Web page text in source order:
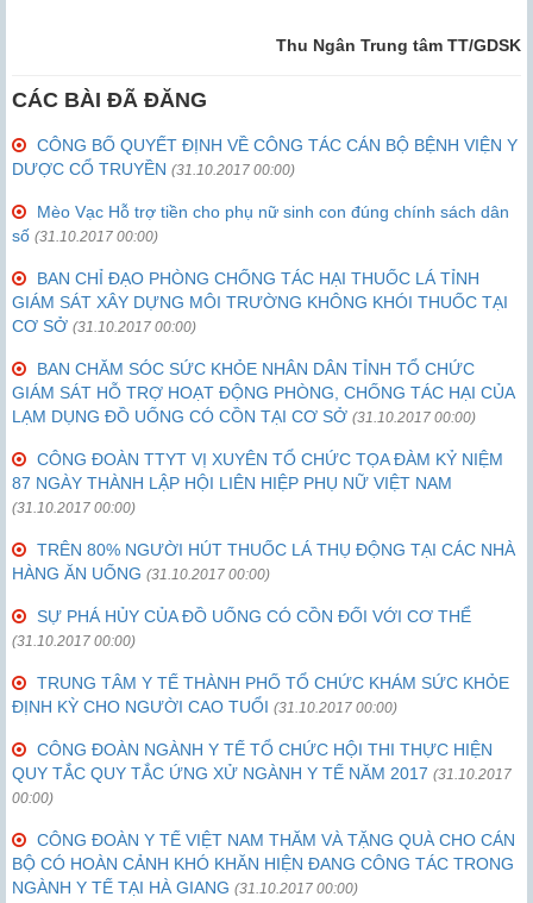
Thu Ngân Trung tâm TT/GDSK
CÁC BÀI ĐÃ ĐĂNG
CÔNG BỐ QUYẾT ĐỊNH VỀ CÔNG TÁC CÁN BỘ BỆNH VIỆN Y
DƯỢC CỔ TRUYỀN (31.10.2017 00:00)
Mèo Vạc Hỗ trợ tiền cho phụ nữ sinh con đúng chính sách dân
số (31.10.2017 00:00)
BAN CHỈ ĐẠO PHÒNG CHỐNG TÁC HẠI THUỐC LÁ TỈNH
GIÁM SÁT XÂY DỰNG MÔI TRƯỜNG KHÔNG KHÓI THUỐC TẠI
CƠ SỞ (31.10.2017 00:00)
BAN CHĂM SÓC SỨC KHỎE NHÂN DÂN TỈNH TỔ CHỨC
GIÁM SÁT HỖ TRỢ HOẠT ĐỘNG PHÒNG, CHỐNG TÁC HẠI CỦA
LẠM DỤNG ĐỒ UỐNG CÓ CỒN TẠI CƠ SỞ (31.10.2017 00:00)
CÔNG ĐOÀN TTYT VỊ XUYÊN TỔ CHỨC TỌA ĐÀM KỶ NIỆM
87 NGÀY THÀNH LẬP HỘI LIÊN HIỆP PHỤ NỮ VIỆT NAM
(31.10.2017 00:00)
TRÊN 80% NGƯỜI HÚT THUỐC LÁ THỤ ĐỘNG TẠI CÁC NHÀ
HÀNG ĂN UỐNG (31.10.2017 00:00)
SỰ PHÁ HỦY CỦA ĐỒ UỐNG CÓ CỒN ĐỐI VỚI CƠ THỂ
(31.10.2017 00:00)
TRUNG TÂM Y TẾ THÀNH PHỐ TỔ CHỨC KHÁM SỨC KHỎE
ĐỊNH KỲ CHO NGƯỜI CAO TUỔI (31.10.2017 00:00)
CÔNG ĐOÀN NGÀNH Y TẾ TỔ CHỨC HỘI THI THỰC HIỆN
QUY TẮC QUY TẮC ỨNG XỬ NGÀNH Y TẾ NĂM 2017 (31.10.2017
00:00)
CÔNG ĐOÀN Y TẾ VIỆT NAM THĂM VÀ TẶNG QUÀ CHO CÁN
BỘ CÓ HOÀN CẢNH KHÓ KHĂN HIỆN ĐANG CÔNG TÁC TRONG
NGÀNH Y TẾ TẠI HÀ GIANG (31.10.2017 00:00)